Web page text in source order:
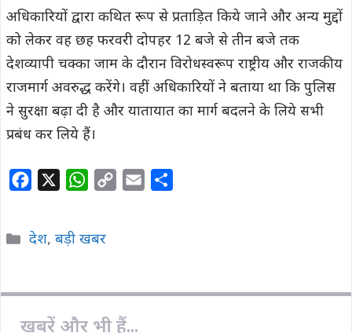
अधिकारियों द्वारा कथित रूप से प्रताड़ित किये जाने और अन्य मुद्दों
को लेकर वह छह फरवरी दोपहर 12 बजे से तीन बजे तक
देशव्यापी चक्का जाम के दौरान विरोधस्वरूप राष्ट्रीय और राजकीय
राजमार्ग अवरुद्ध करेंगे। वहीं अधिकारियों ने बताया था कि पुलिस
ने सुरक्षा बढ़ा दी है और यातायात का मार्ग बदलने के लिये सभी
प्रबंध कर लिये हैं।
e
o
W
t
A
i
n
Categories
देश, बड़ी खबर
खबरें और भी हैं...